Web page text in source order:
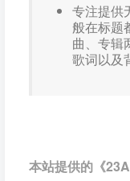
专注提供
般在标题
曲、专辑
歌词以及
本站提供的《